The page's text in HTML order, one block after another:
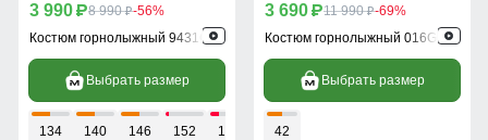
3 990 p8 990 p-56%
Костюм горнолыжный 9431Gl
Выбрать размер
134 140 146 152 164
3 690 p11 990 p-69%
Костюм горнолыжный 016Gl
Выбрать размер
42